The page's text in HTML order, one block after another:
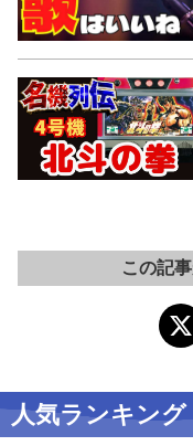
この記
人気ランキング